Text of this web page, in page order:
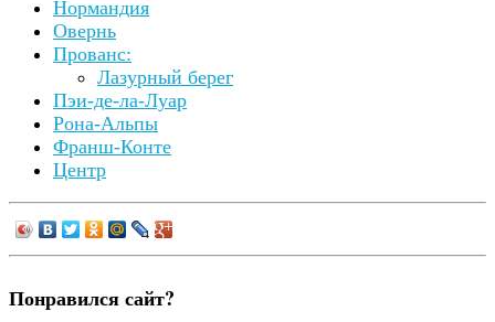
Нормандия
Овернь
Прованс:
Лазурный берег
Пэи-де-ла-Луар
Рона-Альпы
Франш-Конте
Центр
Понравился сайт?